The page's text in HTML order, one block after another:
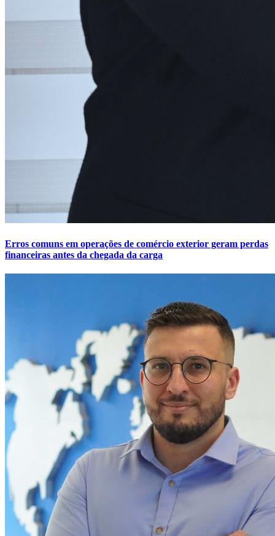
Erros comuns em operações de comércio exterior geram perdas
financeiras antes da chegada da carga